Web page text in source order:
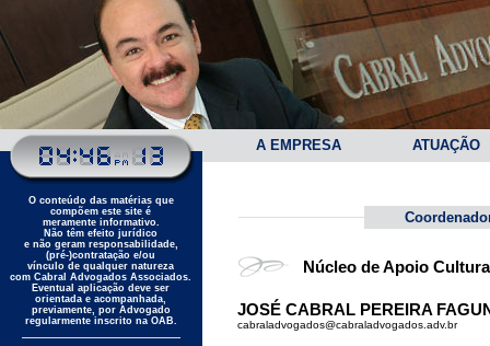
A EMPRESA ATUAÇÃO
O conteúdo das matérias que
compõem este site é
meramente informativo.
Não têm efeito jurídico
e não geram responsabilidade,
(pré-)contratação e/ou
vínculo de qualquer natureza
com Cabral Advogados Associados.
Eventual aplicação deve ser
orientada e acompanhada,
previamente, por Advogado
regularmente inscrito na OAB.
Núcleo de Apoio
JOSÉ CABRAL PEREIRA
cabraladvogados@cabraladvogados.adv.br